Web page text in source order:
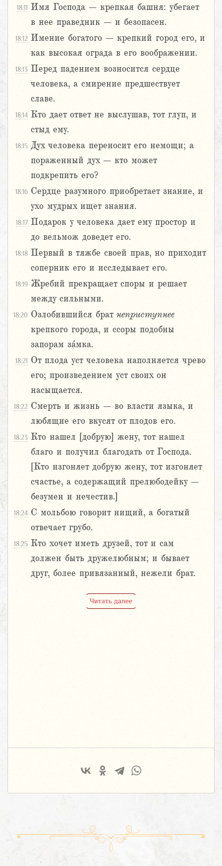
18:11 Имя Господа – крепкая башня: убегает
в нее праведник – и безопасен.
18:12 Имение богатого – крепкий город его, и
как высокая ограда в его воображении.
18:13 Перед падением возносится сердце
человека, а смирение предшествует
славе.
18:14 Кто дает ответ не выслушав, тот глуп, и
стыд ему.
18:15 Дух человека переносит его немощи; а
пораженный дух – кто может
подкрепить его?
18:16 Сердце разумного приобретает знание, и
ухо мудрых ищет знания.
18:17 Подарок у человека дает ему простор и
до вельмож доведет его.
18:18 Первый в тяжбе своей прав, но приходит
соперник его и исследывает его.
18:19 Жребий прекращает споры и решает
между сильными.
18:20 Озлобившийся брат неприступнее
крепкого города, и ссоры подобны
запорам за́мка.
18:21 От плода уст человека наполняется чрево
его; произведением уст своих он
насыщается.
18:22 Смерть и жизнь – во власти языка, и
любящие его вкусят от плодов его.
18:23 Кто нашел [добрую] жену, тот нашел
благо и получил благодать от Господа.
[Кто изгоняет добрую жену, тот изгоняет
счастье, а содержащий прелюбодейку –
безумен и нечестив.]
18:24 С мольбою говорит нищий, а богатый
отвечает грубо.
18:25 Кто хочет иметь друзей, тот и сам
должен быть дружелюбным; и бывает
друг, более привязанный, нежели брат.
Читать далее